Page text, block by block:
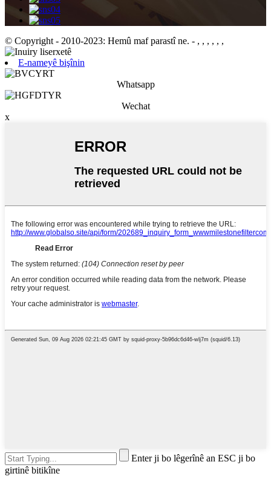
© Copyright - 2010-2023: Hemû maf parastî ne. - , , , , , ,
E-nameyê bişînin
Whatsapp
Wechat
x
Enter ji bo lêgerînê an ESC ji bo
girtinê bitikîne